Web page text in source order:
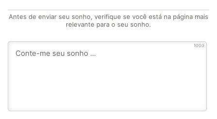
Antes de enviar seu sonho, verifique se você está na página mais
relevante para o seu sonho.
1000